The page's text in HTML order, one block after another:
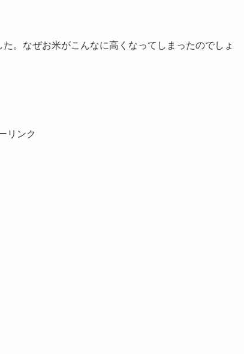
。なぜお米がこんなに高くなってしまったのでしょ
リンク